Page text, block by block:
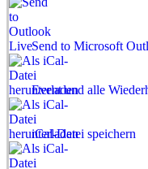
Send to Microsoft
Event und alle
iCal-Datei speichern